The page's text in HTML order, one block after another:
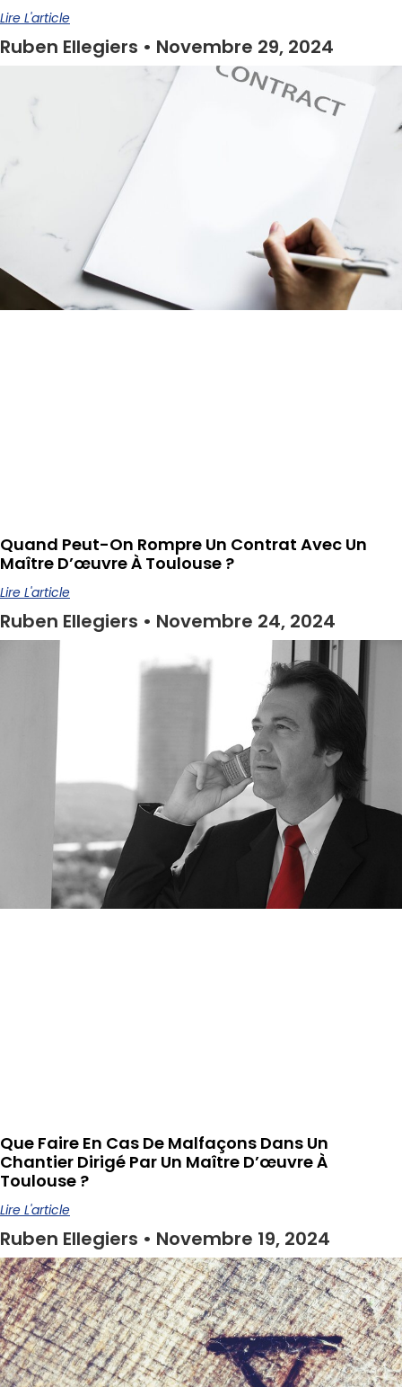
Lire L'article
Ruben Ellegiers Novembre 29, 2024
Quand Peut-On Rompre Un Contrat Avec Un
Maître D’œuvre À Toulouse ?
Lire L'article
Ruben Ellegiers Novembre 24, 2024
Que Faire En Cas De Malfaçons Dans Un
Chantier Dirigé Par Un Maître D’œuvre À
Toulouse ?
Lire L'article
Ruben Ellegiers Novembre 19, 2024